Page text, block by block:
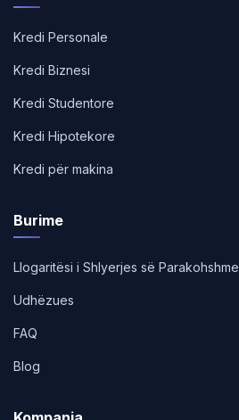
Kredi Personale
Kredi Biznesi
Kredi Studentore
Kredi Hipotekore
Kredi për makina
Burime
Llogaritësi i Shlyerjes së Parakohshme
Udhëzues
FAQ
Blog